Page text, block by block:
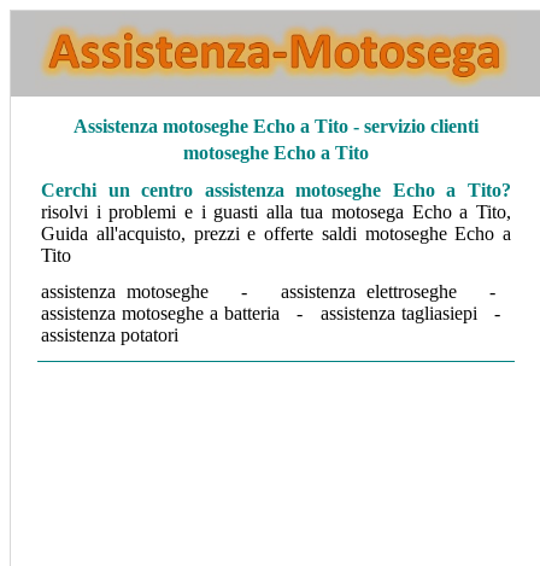
Assistenza motoseghe Echo a Tito - servizio clienti
motoseghe Echo a Tito
Cerchi un centro assistenza motoseghe Echo a Tito?
risolvi i problemi e i guasti alla tua motosega Echo a Tito,
Guida all'acquisto, prezzi e offerte saldi motoseghe Echo a
Tito
assistenza motoseghe - assistenza elettroseghe -
assistenza motoseghe a batteria - assistenza tagliasiepi -
assistenza potatori